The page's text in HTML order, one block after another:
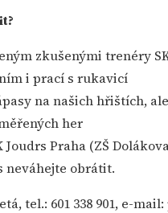
zkušenými trenéry
i prací s rukavicí
na našich hřištích,
her
Praha (ZŠ
neváhejte obrátit.
tel.: 601 338 901, e-